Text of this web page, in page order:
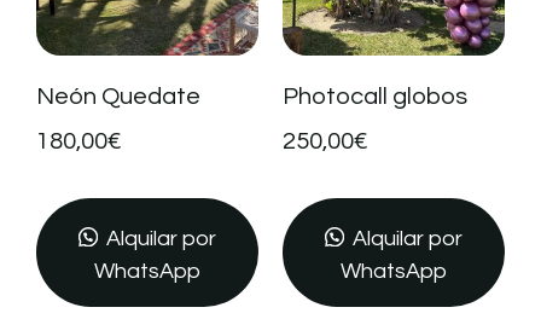
Neón Quedate
180,00€
Alquilar por
WhatsApp
Photocall globos
250,00€
Alquilar por
WhatsApp